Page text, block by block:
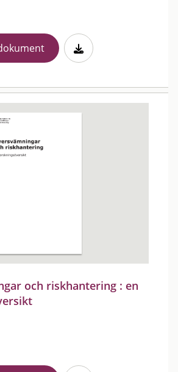
och riskhantering : en